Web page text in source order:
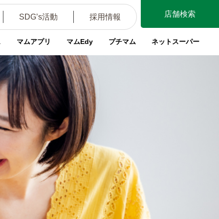
SDG’s活動 採用情報 店舗検索
マムアプリ マムEdy プチマム ネットスーパー